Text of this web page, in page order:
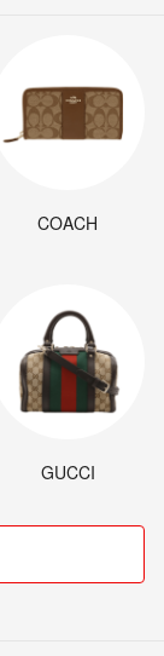
COACH
GUCCI